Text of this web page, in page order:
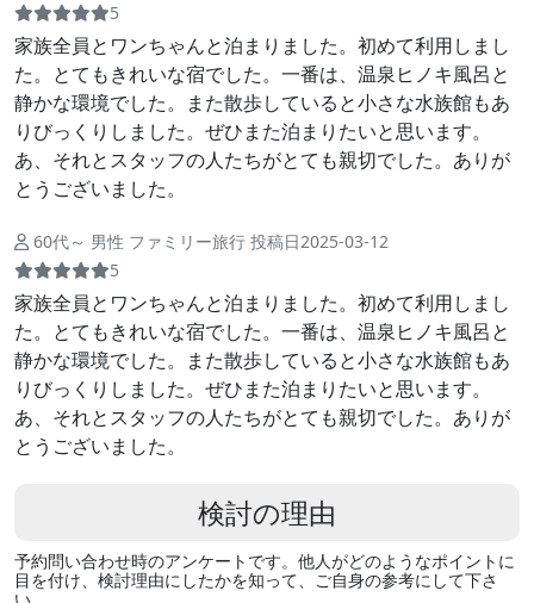
5
家族全員とワンちゃんと泊まりました。初めて利用しまし
た。とてもきれいな宿でした。一番は、温泉ヒノキ風呂と
静かな環境でした。また散歩していると小さな水族館もあ
りびっくりしました。ぜひまた泊まりたいと思います。
あ、それとスタッフの人たちがとても親切でした。ありが
とうございました。
60代～ 男性 ファミリー旅行 投稿日2025-03-12
5
家族全員とワンちゃんと泊まりました。初めて利用しまし
た。とてもきれいな宿でした。一番は、温泉ヒノキ風呂と
静かな環境でした。また散歩していると小さな水族館もあ
りびっくりしました。ぜひまた泊まりたいと思います。
あ、それとスタッフの人たちがとても親切でした。ありが
とうございました。
検討の理由
予約問い合わせ時のアンケートです。他人がどのようなポイントに
目を付け、検討理由にしたかを知って、ご自身の参考にして下さ